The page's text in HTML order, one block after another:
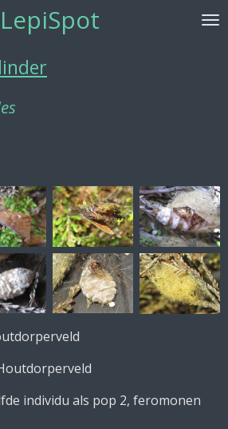
LepiSpot
individu als pop 2, feromonen